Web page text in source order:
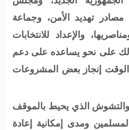
تهديد الأمن، وجماعة
والإعداد للانتخابات
وذلك على نحو يساعده على دعم
إنجاز بعض المشروعات
الذي يحيط بالموقف
ومدى إمكانية إعادة